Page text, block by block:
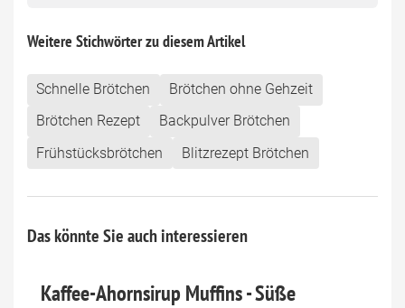
Weitere Stichwörter zu diesem Artikel
Schnelle Brötchen
Brötchen ohne Gehzeit
Brötchen Rezept
Backpulver Brötchen
Frühstücksbrötchen
Blitzrezept Brötchen
Das könnte Sie auch interessieren
Kaffee-Ahornsirup Muffins - Süße